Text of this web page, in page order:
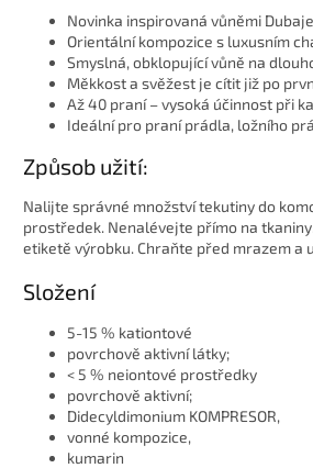
Novinka inspirovaná vůněmi Dubaje
Orientální kompozice s luxusním
Smyslná, obklopující vůně na
Měkkost a svěžest je cítit již po
Až 40 praní – vysoká účinnost při
Ideální pro praní prádla, ložního
Způsob užití:
Nalijte správné množství tekutiny do
prostředek. Nenalévejte přímo na
etiketě výrobku. Chraňte před mrazem a
Složení
5-15 % kationtové
povrchově aktivní látky;
< 5 % neiontové prostředky
povrchově aktivní;
Didecyldimonium KOMPRESOR,
vonné kompozice,
kumarin